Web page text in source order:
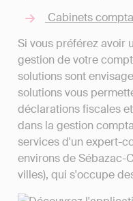
Cabinets
Si vous préférez avoir
gestion de votre
solutions sont
solutions vous
déclarations fiscales
dans la gestion
services d'un expert-
environs de Sébazac-
villes), qui s'occupe